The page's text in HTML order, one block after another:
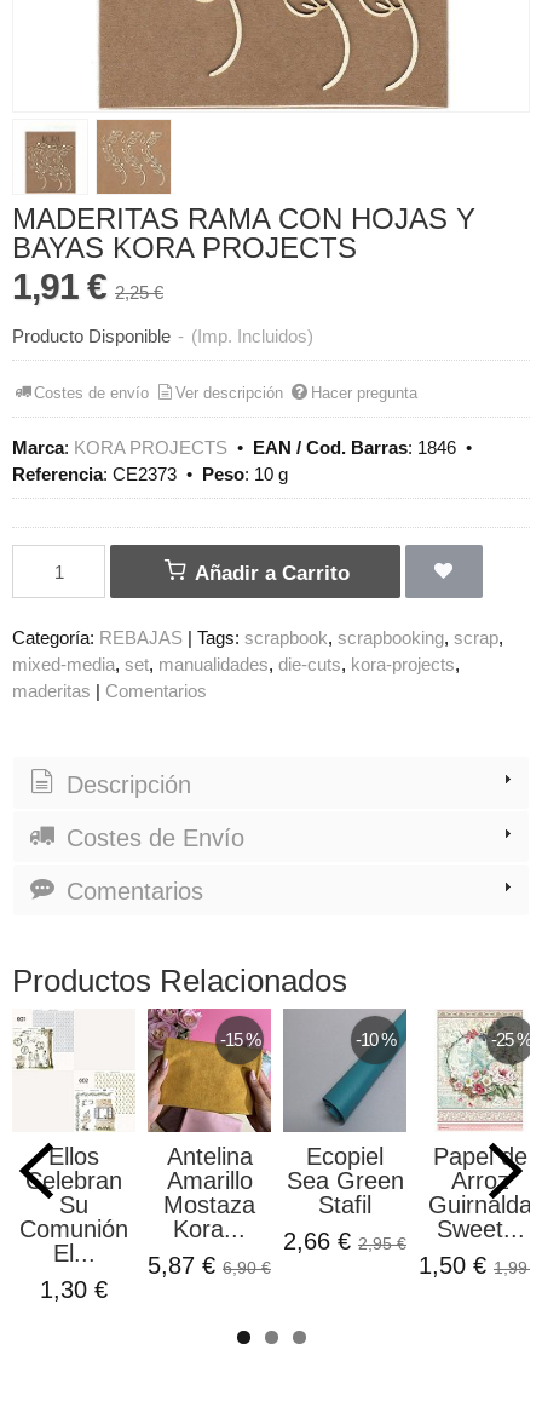
MADERITAS RAMA CON HOJAS Y
BAYAS KORA PROJECTS
1,91 € 2,25 €
Producto Disponible - (Imp. Incluidos)
Costes de envío Ver descripción Hacer pregunta
Marca: KORA PROJECTS • EAN / Cod. Barras: 1846 •
Referencia: CE2373 • Peso: 10 g
Añadir a Carrito
Categoría: REBAJAS | Tags: scrapbook scrapbooking scrap
mixed-media set manualidades die-cuts kora-projects
maderitas | Comentarios
Descripción
Costes de Envío
Comentarios
Productos Relacionados
Ellos
Celebran
Su
Comunión
El...
1,30 €
-15 %
Antelina
Amarillo
Mostaza
Kora...
5,87 € 6,90 €
-10 %
Ecopiel
Sea Green
Stafil
2,66 € 2,95 €
-25 %
Papel de
Arroz
Guirnalda
Sweet...
1,50 € 1,99 €